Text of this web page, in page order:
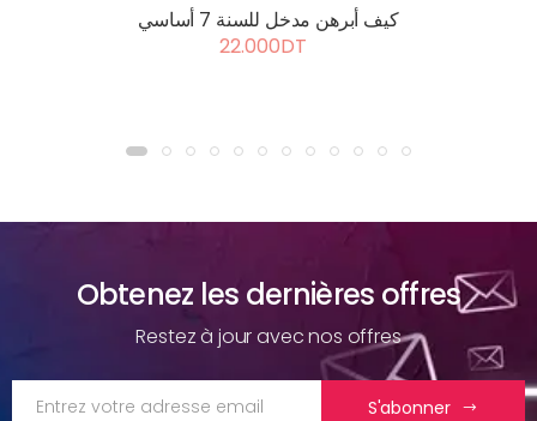
كيف أبرهن مدخل للسنة 7 أساسي
22.000DT
Obtenez les dernières offres
Restez à jour avec nos offres
S'abonner